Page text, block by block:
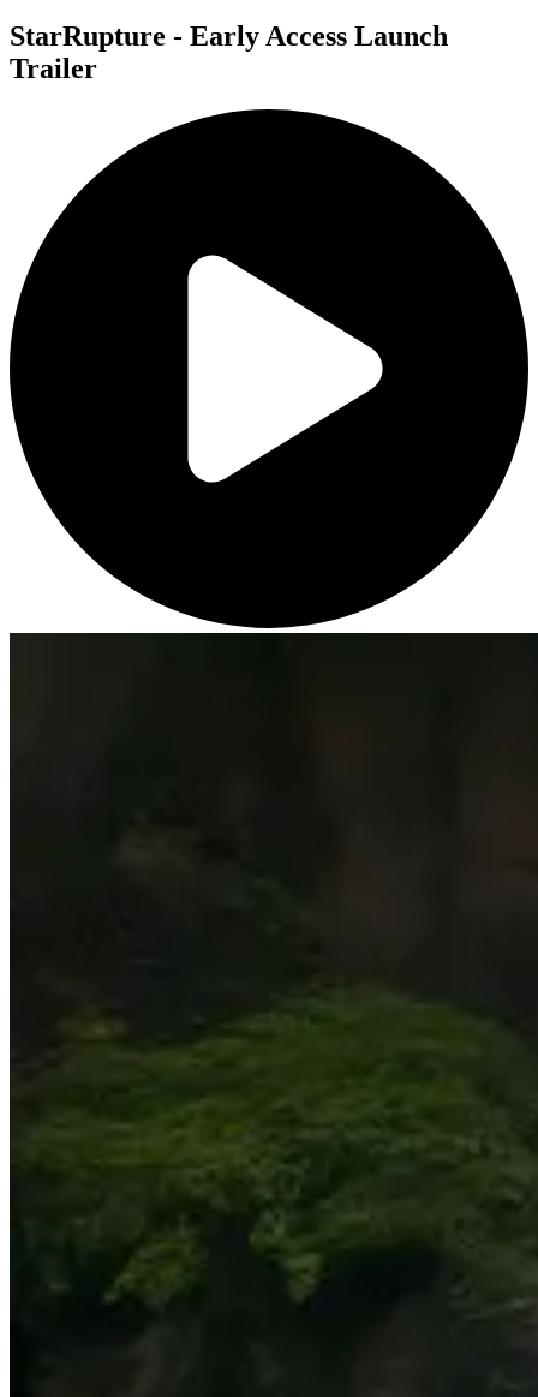
StarRupture - Early Access Launch
Trailer